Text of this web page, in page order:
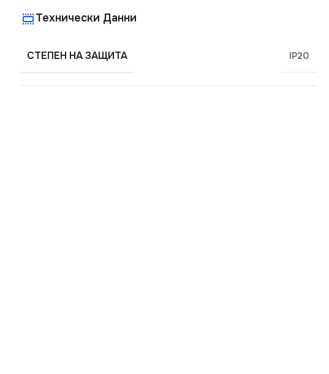
Технически Данни
СТЕПЕН НА ЗАЩИТА IP20